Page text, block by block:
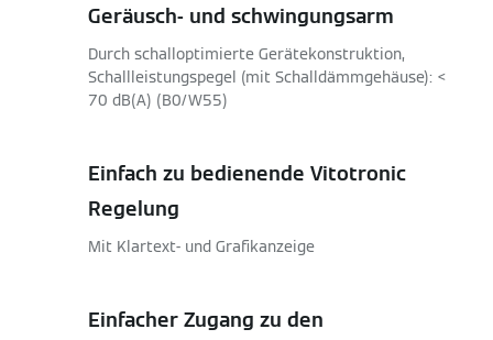
Geräusch- und schwingungsarm
Durch schalloptimierte Gerätekonstruktion,
Schallleistungspegel (mit Schalldämmgehäuse): <
70 dB(A) (B0/W55)
Einfach zu bedienende Vitotronic
Regelung
Mit Klartext- und Grafikanzeige
Einfacher Zugang zu den